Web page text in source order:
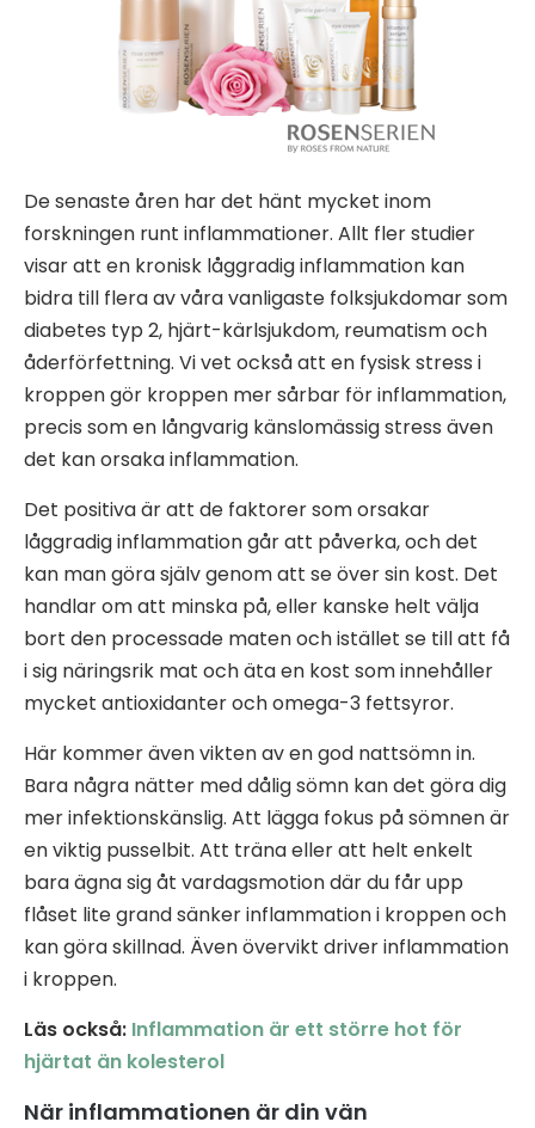
De senaste åren har det hänt mycket inom
forskningen runt inflammationer. Allt fler studier
visar att en kronisk låggradig inflammation kan
bidra till flera av våra vanligaste folksjukdomar som
diabetes typ 2, hjärt-kärlsjukdom, reumatism och
åderförfettning. Vi vet också att en fysisk stress i
kroppen gör kroppen mer sårbar för inflammation,
precis som en långvarig känslomässig stress även
det kan orsaka inflammation.
Det positiva är att de faktorer som orsakar
låggradig inflammation går att påverka, och det
kan man göra själv genom att se över sin kost. Det
handlar om att minska på, eller kanske helt välja
bort den processade maten och istället se till att få
i sig näringsrik mat och äta en kost som innehåller
mycket antioxidanter och omega-3 fettsyror.
Här kommer även vikten av en god nattsömn in.
Bara några nätter med dålig sömn kan det göra dig
mer infektionskänslig. Att lägga fokus på sömnen är
en viktig pusselbit. Att träna eller att helt enkelt
bara ägna sig åt vardagsmotion där du får upp
flåset lite grand sänker inflammation i kroppen och
kan göra skillnad. Även övervikt driver inflammation
i kroppen.
Läs också: Inflammation är ett större hot för
hjärtat än kolesterol
När inflammationen är din vän